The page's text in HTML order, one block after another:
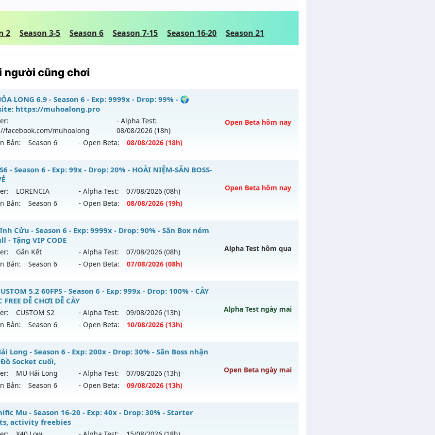
2 Season 3-5 Season 6 Season 7-15 Season 16-20 Season 21
người cũng chơi
LONG 6.9 - Season 6 - Exp: 9999x - Drop: 99% - 🌍
https://muhoalong.pro
facebook.com/muhoalong
- Alpha Test:
08/08/2026 (18h)
Bản:
Season 6 - Open Beta: 08/08/2026 (18h)
Open Beta hôm nay
LONG 6.9 - 🌍 Website: https://muhoalong.pro
ra tháng 08 2026 - Mở máy chủ https://facebook.com/muhoalong vào 18h
08/08/2626
Non Reset
Mu Nguyên bản Webzen
XShield
- Season 6 - Exp: 99x - Drop: 20% - HOÀI NIỆM-SĂN BOSS-
LORENCIA - Alpha Test: 07/08/2026 (08h)
Bản:
Season 6 - Open Beta: 08/08/2026 (19h)
Open Beta hôm nay
SS6 - HOÀI NIỆM-SĂN BOSS-VUI VẺ
mới ra tháng 08 2026 - Mở máy chủLORENCIA vào 19h ngày 08/08/2626
99x - Drop: 20%
loại: Mu Nguyên bản Webzen
OK
Cửu - Season 6 - Exp: 9999x - Drop: 90% - Săn Box ném
- Tặng VIP CODE
Gắn Kết - Alpha Test: 07/08/2026 (08h)
Bản:
Season 6 - Open Beta: 07/08/2026 (08h)
Alpha Test hôm qua
Vĩnh Cửu - Săn Box ném đồ Full - Tặng VIP CODE
mới ra tháng 08 2026 - Mở máy chủGắn Kếtvào 08h ngày 07/08/2626
9999x - Drop: 90%
loại: Mu Nguyên bản Webzen
ICMPROTECT ✅ 🔴 ✨ ⚡️
5.2 60FPS - Season 6 - Exp: 999x - Drop: 100% - CÀY
FREE DỄ CHƠI DỄ CÀY
CUSTOM S2 - Alpha Test: 09/08/2026 (13h)
Bản:
Season 6 - Open Beta: 10/08/2026 (13h)
Alpha Test ngày mai
CUSTOM 5.2 60FPS - CÀY CUỐC FREE DỄ CHƠI DỄ CÀY
mới ra tháng 08 2026 - Mở máy chủCUSTOM S2
vào 13h ngày 10/08/2626
999x - Drop: 100%
loại: Mu Custom thêm đồ mới
Long - Season 6 - Exp: 200x - Drop: 30% - Săn Boss nhận
Socket cuối,
MU Hải Long - Alpha Test: 07/08/2026 (13h)
Bản:
Season 6 - Open Beta: 09/08/2026 (13h)
Open Beta ngày mai
Hải Long - Săn Boss nhận Xu & Đồ Socket cuối,
mới ra tháng 08 2026 - Mở máy chủMU Hải Long
Mu - Season 16-20 - Exp: 40x - Drop: 30% - Starter
activity freebies